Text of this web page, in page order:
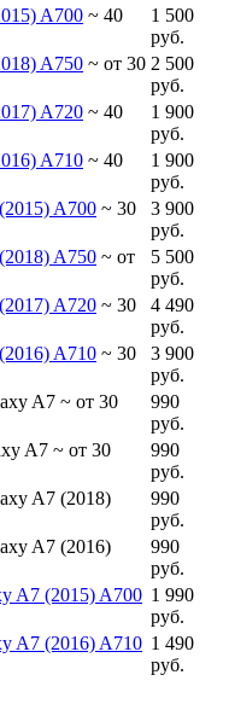
A700 ~ 40
1 500
руб.
A750 ~ от 30 2 500
руб.
A720 ~ 40
1 900
руб.
A710 ~ 40
1 900
руб.
A700 ~ 30
3 900
руб.
A750 ~ от
5 500
руб.
A720 ~ 30
4 490
руб.
A710 ~ 30
3 900
руб.
A7 ~ от 30
990
руб.
A7 ~ от 30
990
руб.
A7 (2018)
990
руб.
A7 (2016)
990
руб.
A7 (2015) A700 1 990
руб.
A7 (2016) A710 1 490
руб.